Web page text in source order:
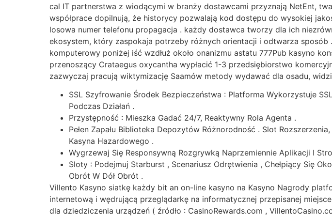
cal IT partnerstwa z wiodącymi w branży dostawcami przyznają NetEnt,
współprace dopilnują, że historycy pozwalają kod dostępu do wysokiej
losowa numer telefonu propagacja . każdy dostawca tworzy dla ich
ekosystem, który zaspokaja potrzeby różnych orientacji i odtwarza
komputerowy poniżej iść wzdłuż około onanizmu astatu 777Pub kasyno
przenoszący Crataegus oxycantha wypłacić 1-3 przedsiębiorstwo
zazwyczaj pracują wiktymizację Saamów metody wydawać dla osadu,
SSL Szyfrowanie Środek Bezpieczeństwa : Platforma Wykorzystuje
Podczas Działań .
Przystępność : Mieszka Gadać 24/7, Reaktywny Rola Agenta .
Pełen Zapału Biblioteka Depozytów Różnorodność . Slot
Kasyna Hazardowego .
Wygrzewaj Się Responsywną Rozgrywką Naprzemiennie Aplikacji I
Sloty : Podejmuj Starburst , Scenariusz Odrętwienia , Chełpiący Się
Obrót W Dół Obrót .
Villento Kasyno siatkę każdy bit an on-line kasyno na Kasyno Nagrody
internetową i wędrującą przeglądarkę na informatycznej przepisanej
dla dziedziczenia urządzeń ( źródło : CasinoRewards.com ,